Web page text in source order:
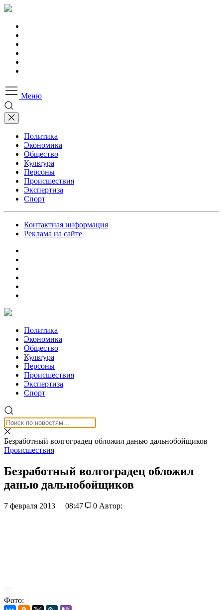
Меню
Политика
Экономика
Общество
Культура
Персоны
Происшествия
Экспертиза
Спорт
Контактная информация
Реклама на сайте
Политика
Экономика
Общество
Культура
Персоны
Происшествия
Экспертиза
Спорт
Безработный волгоградец обложил данью дальнобойщиков
Происшествия
Безработный волгоградец обложил
данью дальнобойщиков
7 февраля 2013 08:47 0 Автор:
Фото: